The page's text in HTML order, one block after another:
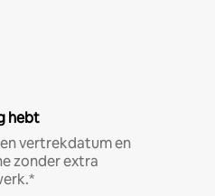
hebt
vertrekdatum en
zonder extra